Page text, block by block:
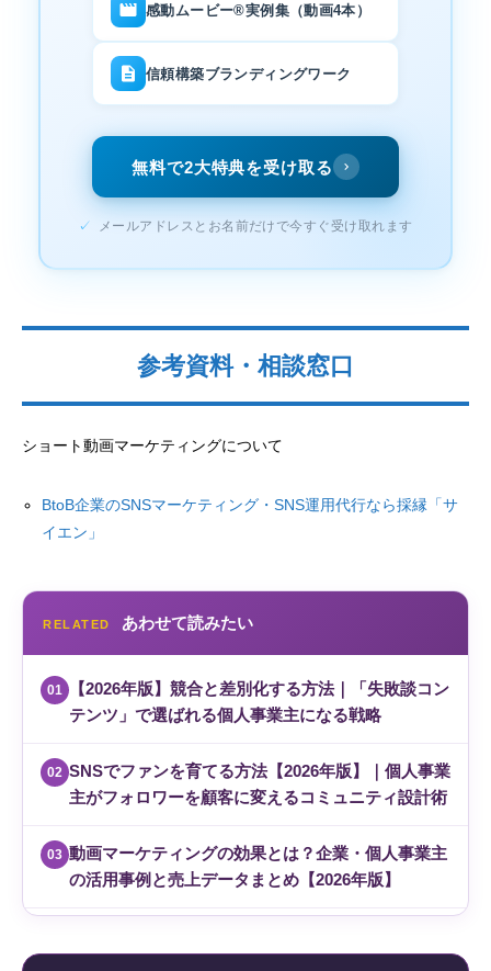
感動ムービー®実例集（動画4本）
信頼構築ブランディングワーク
無料で2大特典を受け取る
✓ メールアドレスとお名前だけで今すぐ受け取れます
参考資料・相談窓口
ショート動画マーケティングについて
BtoB企業のSNSマーケティング・SNS運用代行なら採縁「サ
イエン」
RELATED あわせて読みたい
01
【2026年版】競合と差別化する方法｜「失敗談コン
テンツ」で選ばれる個人事業主になる戦略
02 SNSでファンを育てる方法【2026年版】｜個人事業
主がフォロワーを顧客に変えるコミュニティ設計術
03 動画マーケティングの効果とは？企業・個人事業主
の活用事例と売上データまとめ【2026年版】